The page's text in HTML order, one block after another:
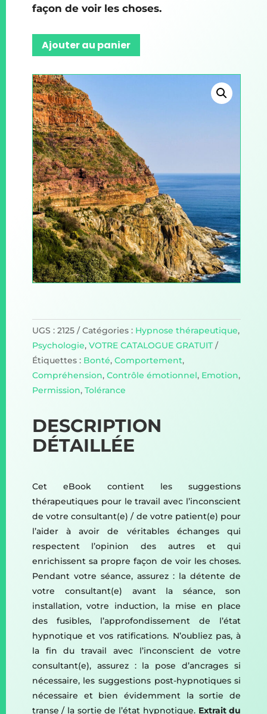
façon de voir les choses.
Ajouter au panier
UGS : 2125 Catégories : Hypnose thérapeutique,
Psychologie, VOTRE CATALOGUE GRATUIT
Étiquettes : Bonté, Comportement,
Compréhension, Contrôle émotionnel, Emotion,
Permission, Tolérance
DESCRIPTION
DÉTAILLÉE
Cet eBook contient les suggestions
thérapeutiques pour le travail avec l’inconscient
de votre consultant(e) / de votre patient(e) pour
l’aider à avoir de véritables échanges qui
respectent l’opinion des autres et qui
enrichissent sa propre façon de voir les choses.
Pendant votre séance, assurez : la détente de
votre consultant(e) avant la séance, son
installation, votre induction, la mise en place
des fusibles, l’approfondissement de l’état
hypnotique et vos ratifications. N’oubliez pas, à
la fin du travail avec l’inconscient de votre
consultant(e), assurez : la pose d’ancrages si
nécessaire, les suggestions post-hypnotiques si
nécessaire et bien évidemment la sortie de
transe / la sortie de l’état hypnotique.Extrait du